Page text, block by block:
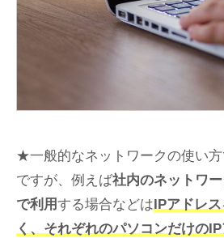
★一般的なネットワークの使い方
ですが、例えば社内のネットワ
で利用する場合などは IPアドレ
く、それぞれのパソコンだけの